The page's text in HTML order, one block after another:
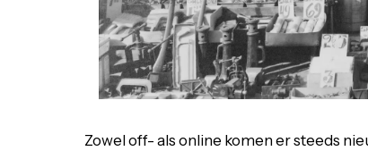
Zowel off- als online komen er steeds